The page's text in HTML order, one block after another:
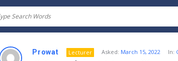
Prowat Lecturer Asked: March 15, 2022 In: